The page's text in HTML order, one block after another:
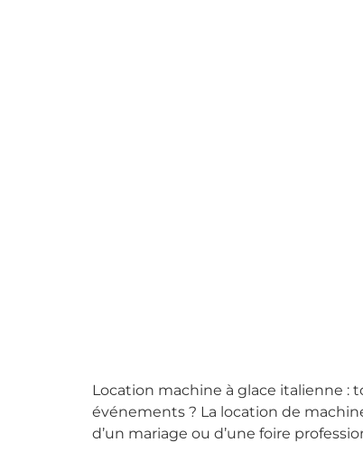
Location machine à glace italienne :
événements ? La location de
d’un mariage ou d’une foire